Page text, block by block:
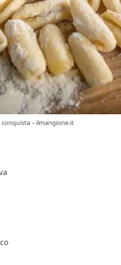
conquista – ilmangione.it